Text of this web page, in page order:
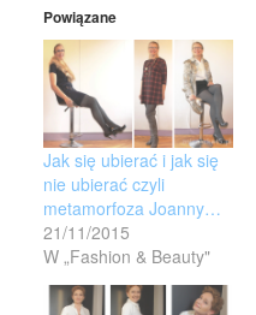
Powiązane
Jak się ubierać i jak się
nie ubierać czyli
metamorfoza Joanny…
21/11/2015
W „Fashion & Beauty"